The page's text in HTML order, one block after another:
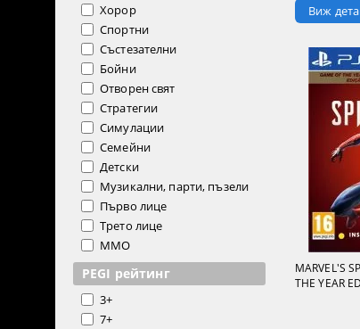
Хорор
Спортни
Състезателни
Бойни
Отворен свят
Стратегии
Симулации
Семейни
Детски
Музикални, парти, пъзели
Първо лице
Трето лице
MMO
PEGI рейтинг
3+
7+
Виж
MARVEL'S
THE YEAR